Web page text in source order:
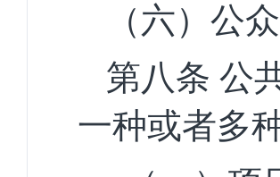
（六）公
第八条 公
一种或者多